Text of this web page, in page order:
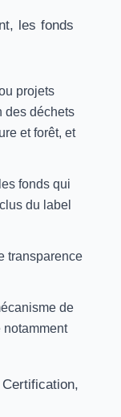
les fonds
projets
des déchets
et forêt, et
fonds qui
du label
transparence
de
notamment